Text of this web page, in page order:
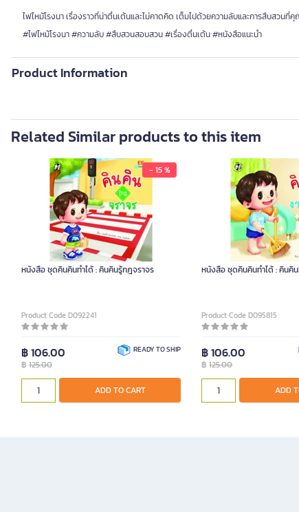
ไฟไหม้โรงนา เรื่องราวที่น่าตื่นเต้นและไม่คาดคิด เต็มไปด้วยความลับและการสืบสว
#ไฟไหม้โรงนา #ความลับ #สืบสวนสอบสวน #เรื่องตื่นเต้น #หนังสือแนะนำ
Product Information
Related Similar products to this item
- 15 %
หนังสือ ชุดคินคินทำได้ : คินคินรู้กฎจราจร
Product Code D092241
฿ 106.00
฿ 125.00
READY TO SHIP
ADD TO CART
หนังสือ ชุดคินคินทำได้ : คินคิ
Product Code D095815
฿ 106.00
฿125.00
ADD